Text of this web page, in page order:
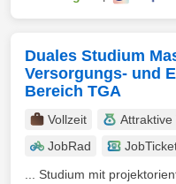
Duales Studium
Versorgungs- und
Bereich TGA
Vollzeit Attraktive
JobRad
... Studium mit